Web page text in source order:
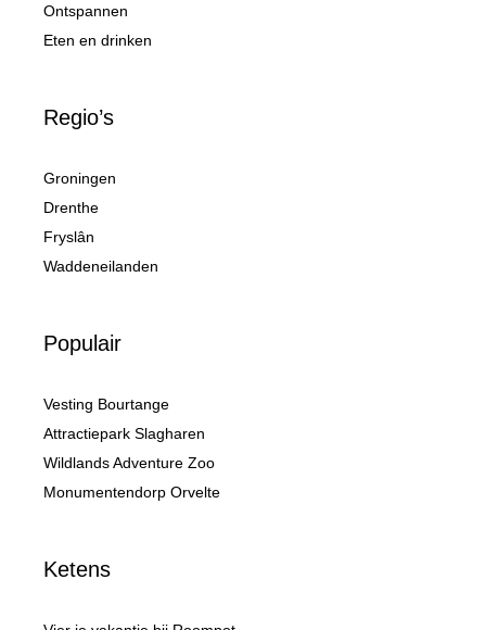
Ontspannen
Eten en drinken
Regio’s
Groningen
Drenthe
Fryslân
Waddeneilanden
Populair
Vesting Bourtange
Attractiepark Slagharen
Wildlands Adventure Zoo
Monumentendorp Orvelte
Ketens